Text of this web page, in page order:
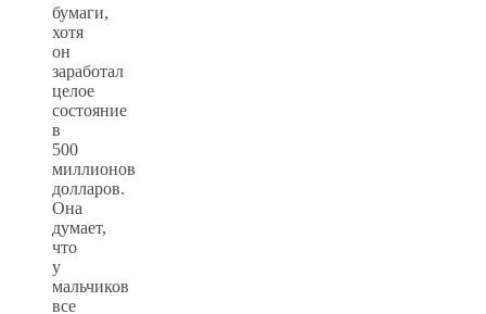
бумаги,
хотя
он
заработал
целое
состояние
в
500
миллионов
долларов.
Она
думает,
что
у
мальчиков
все